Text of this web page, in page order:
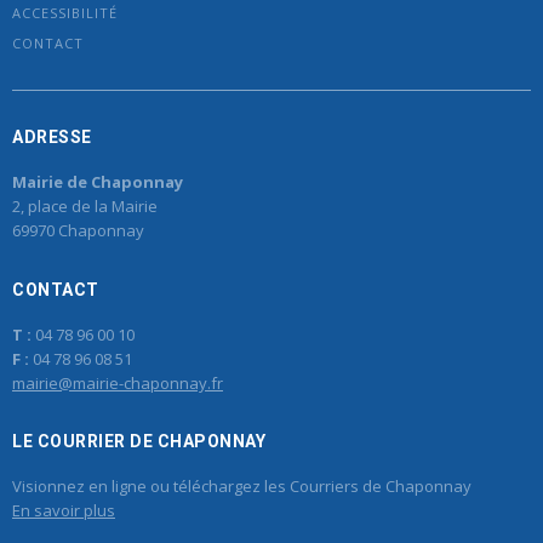
ACCESSIBILITÉ
CONTACT
ADRESSE
Mairie de Chaponnay
2, place de la Mairie
69970 Chaponnay
CONTACT
T : 04 78 96 00 10
F : 04 78 96 08 51
mairie@mairie-chaponnay.fr
LE COURRIER DE CHAPONNAY
Visionnez en ligne ou téléchargez les Courriers de Chaponnay
En savoir plus